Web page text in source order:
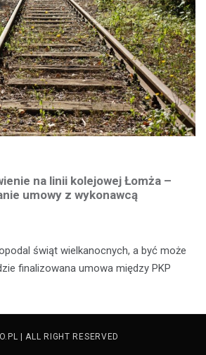
na linii kolejowej Łomża –
umowy z wykonawcą
świąt wielkanocnych, a być może
finalizowana umowa między PKP
| ALL RIGHT RESERVED